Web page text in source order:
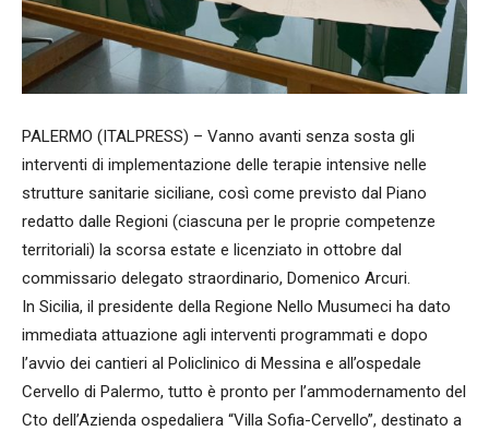
PALERMO (ITALPRESS) – Vanno avanti senza sosta gli
interventi di implementazione delle terapie intensive nelle
strutture sanitarie siciliane, così come previsto dal Piano
redatto dalle Regioni (ciascuna per le proprie competenze
territoriali) la scorsa estate e licenziato in ottobre dal
commissario delegato straordinario, Domenico Arcuri.
In Sicilia, il presidente della Regione Nello Musumeci ha dato
immediata attuazione agli interventi programmati e dopo
l’avvio dei cantieri al Policlinico di Messina e all’ospedale
Cervello di Palermo, tutto è pronto per l’ammodernamento del
Cto dell’Azienda ospedaliera “Villa Sofia-Cervello”, destinato a